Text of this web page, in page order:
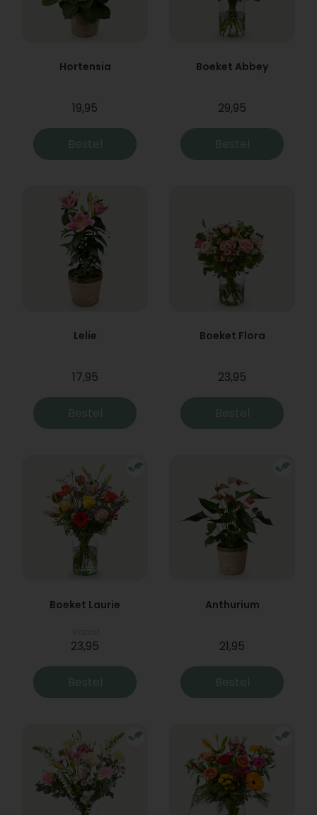
Hortensia
19,95
Bestel
Boeket Abbey
29,95
Bestel
Lelie
17,95
Bestel
Boeket Flora
23,95
Bestel
Boeket Laurie
23,95
Bestel
Anthurium
21,95
Bestel